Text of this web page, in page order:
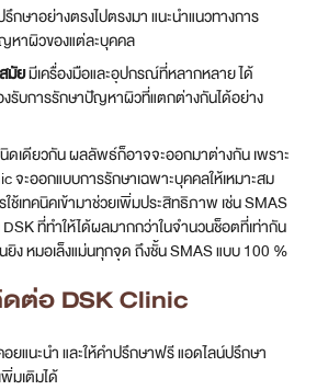
ดเดียวกัน ผลลัพธ์ก็อาจจะออกมาต่างกัน เพราะ
ะออกแบบการรักษาเฉพาะบุคคลให้เหมาะสม
เทคนิคเข้ามาช่วยเพิ่มประสิทธิภาพ เช่น SMAS
ที่ทำให้ได้ผลมากกว่าในจำนวนช็อตที่เท่ากัน
ง หมอเล็งแม่นทุกจุด ถึงชั้น SMAS แบบ 100 %
ต่อ DSK Clinic
ยแนะนำ และให้คำปรึกษาฟรี แอดไลน์ปรึกษา
พิ่มเติมได้
www.instagram.com/dsk.clinic/